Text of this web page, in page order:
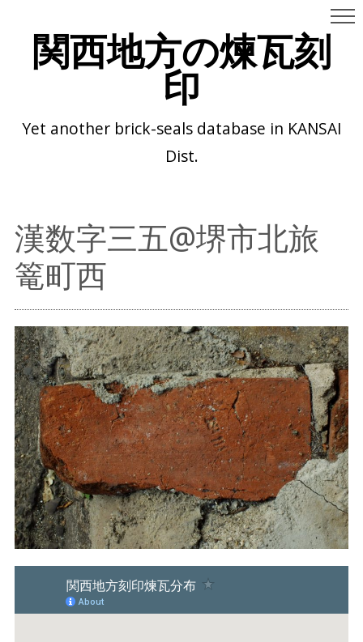
関西地方の煉瓦刻
印
Yet another brick-seals database in KANSAI
Dist.
漢数字三五@堺市北旅
篭町西